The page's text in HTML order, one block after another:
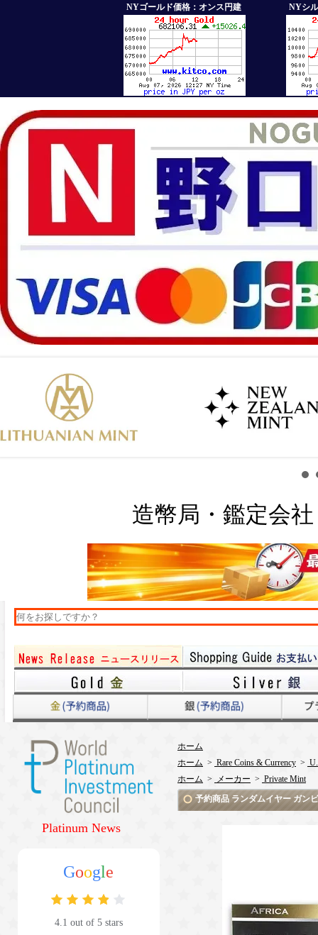
NYゴールド価格：オンス円建 NYシ
造幣局・鑑定会
Platinum News
Google
4.1 out of 5 stars
ホーム
ホーム > Rare Coins & Currency >
ホーム > メーカー > Private Mint
予約商品 ランダムイヤー ガン